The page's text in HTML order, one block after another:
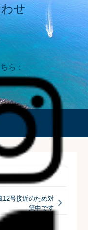
せ
ら：
12号接近のため対
策中です